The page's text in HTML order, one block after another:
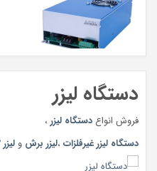
دستگاه لیزر
فروش انواع دستگاه لیزر ،
دستگاه لیزر غیرفلزات ،لیزر برش و لیزر co2